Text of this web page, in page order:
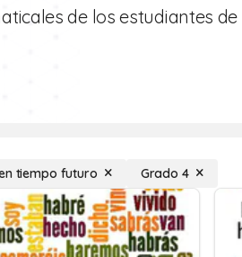
de los estudiantes de
tiempo futuro Grado 4